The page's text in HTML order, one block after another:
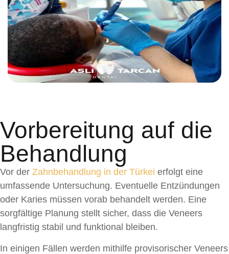
Vorbereitung auf die
Behandlung
Vor der Zahnbehandlung in der Türkei erfolgt eine
umfassende Untersuchung. Eventuelle Entzündungen
oder Karies müssen vorab behandelt werden. Eine
sorgfältige Planung stellt sicher, dass die Veneers
langfristig stabil und funktional bleiben.
In einigen Fällen werden mithilfe provisorischer Veneers